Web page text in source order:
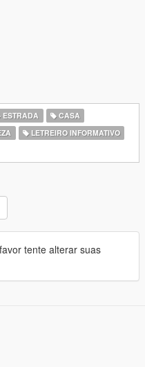
ESTRADA
CASA
LETREIRO INFORMATIVO
tente alterar suas